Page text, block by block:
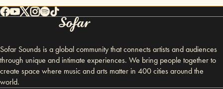
Sofar Sounds is a global community that connects artists and audiences
through unique and intimate experiences. We bring people together to
create space where music and arts matter in 400 cities around the
world.